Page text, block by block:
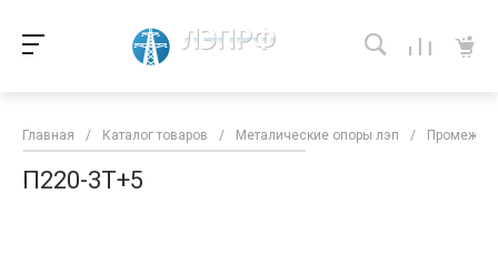
Главная / Каталог товаров / Металические опоры лэп /
П220-3Т+5